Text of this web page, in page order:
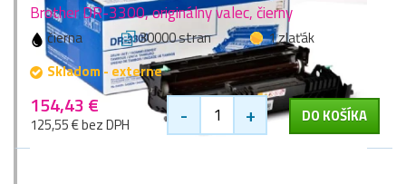
Brother DR-3300, originálny valec, čierny
čierna 30000 stran
1 zlaťák
Skladom - externe
154,43 €
125,55 € bez DPH - + DO KOŠÍKA